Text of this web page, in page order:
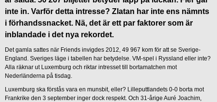
inte in. Varför detta intresse? Zlatan har inte ens nämnts
i förhandssnacket. Nä, det är ett par faktorer som är
inblandade i det nya rekordet.
Det gamla sattes när Friends invigdes 2012, 49 967 kom för att se Sverige-
England. Sveriges läge i tabellen har betydelse. VM-spel i Ryssland eller inte?
Alla räknar ut Luxemburg och riktar intresset till bortamatchen mot
Nederländerna på tisdag.
Luxemburg ska förstås vara en munsbit, eller? Lilleputtlandets 0-0 borta mot
Frankrike den 3 september inger dock respekt. Och 31-årige Auré Joachim,